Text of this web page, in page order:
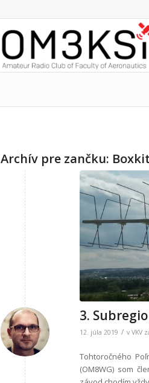
Archív pre zančku:
3.
12. júla 2019 / v VKV
Tohtoročného
(OM8WG) som